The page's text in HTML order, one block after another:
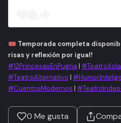
🎟️ Temporada completa
risas y reflexión por igual!
#12PrincesasEnPugna | #TeatroXola
#TeatroAlternativo |
#CuentosModernos |
0 Me gusta